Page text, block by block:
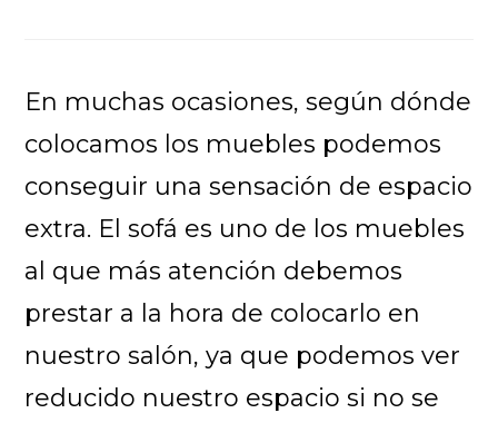
En muchas ocasiones, según dónde
colocamos los muebles podemos
conseguir una sensación de espacio
extra. El sofá es uno de los muebles
al que más atención debemos
prestar a la hora de colocarlo en
nuestro salón, ya que podemos ver
reducido nuestro espacio si no se